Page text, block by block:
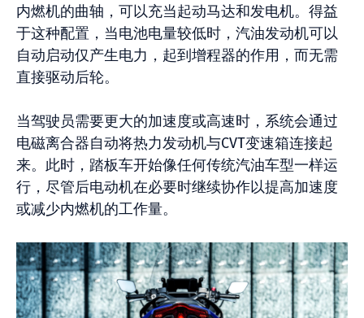
内燃机的曲轴，可以充当起动马达和发电机。得益
于这种配置，当电池电量较低时，汽油发动机可以
自动启动仅产生电力，起到增程器的作用，而无需
直接驱动后轮。
当驾驶员需要更大的加速度或高速时，系统会通过
电磁离合器自动将热力发动机与CVT变速箱连接起
来。此时，踏板车开始像任何传统汽油车型一样运
行，尽管后电动机在必要时继续协作以提高加速度
或减少内燃机的工作量。